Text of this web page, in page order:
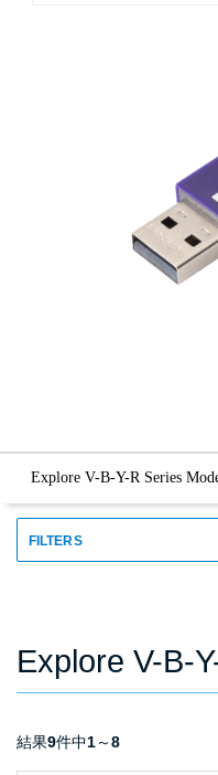
Explore V-B-Y-R Series
FILTERS
Explore V-B-
結果9件中1～8